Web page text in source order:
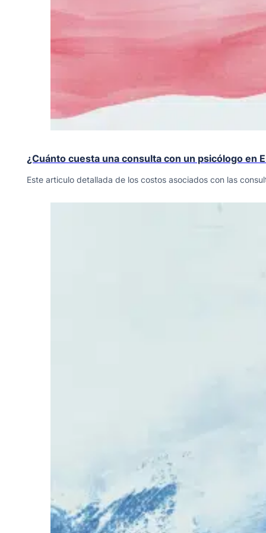
¿Cuánto cuesta una consulta con un psicólogo en
Este articulo detallada de los costos asociados con las